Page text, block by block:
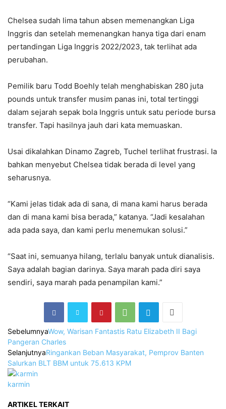
Chelsea sudah lima tahun absen memenangkan Liga
Inggris dan setelah memenangkan hanya tiga dari enam
pertandingan Liga Inggris 2022/2023, tak terlihat ada
perubahan.
Pemilik baru Todd Boehly telah menghabiskan 280 juta
pounds untuk transfer musim panas ini, total tertinggi
dalam sejarah sepak bola Inggris untuk satu periode bursa
transfer. Tapi hasilnya jauh dari kata memuaskan.
Usai dikalahkan Dinamo Zagreb, Tuchel terlihat frustrasi. Ia
bahkan menyebut Chelsea tidak berada di level yang
seharusnya.
“Kami jelas tidak ada di sana, di mana kami harus berada
dan di mana kami bisa berada,” katanya. “Jadi kesalahan
ada pada saya, dan kami perlu menemukan solusi.”
“Saat ini, semuanya hilang, terlalu banyak untuk dianalisis.
Saya adalah bagian darinya. Saya marah pada diri saya
sendiri, saya marah pada penampilan kami.”
SebelumnyaWow, Warisan Fantastis Ratu Elizabeth II Bagi
Pangeran Charles
SelanjutnyaRingankan Beban Masyarakat, Pemprov Banten
Salurkan BLT BBM untuk 75.613 KPM
karmin
ARTIKEL TERKAIT